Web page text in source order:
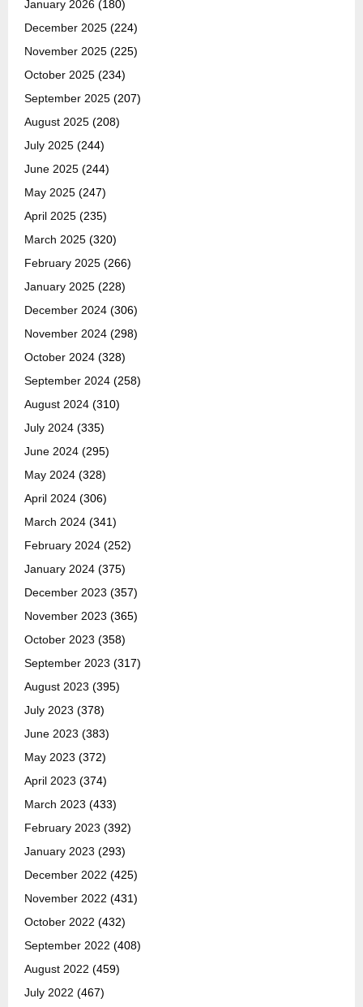
January 2026 (180)
December 2025 (224)
November 2025 (225)
October 2025 (234)
September 2025 (207)
August 2025 (208)
July 2025 (244)
June 2025 (244)
May 2025 (247)
April 2025 (235)
March 2025 (320)
February 2025 (266)
January 2025 (228)
December 2024 (306)
November 2024 (298)
October 2024 (328)
September 2024 (258)
August 2024 (310)
July 2024 (335)
June 2024 (295)
May 2024 (328)
April 2024 (306)
March 2024 (341)
February 2024 (252)
January 2024 (375)
December 2023 (357)
November 2023 (365)
October 2023 (358)
September 2023 (317)
August 2023 (395)
July 2023 (378)
June 2023 (383)
May 2023 (372)
April 2023 (374)
March 2023 (433)
February 2023 (392)
January 2023 (293)
December 2022 (425)
November 2022 (431)
October 2022 (432)
September 2022 (408)
August 2022 (459)
July 2022 (467)